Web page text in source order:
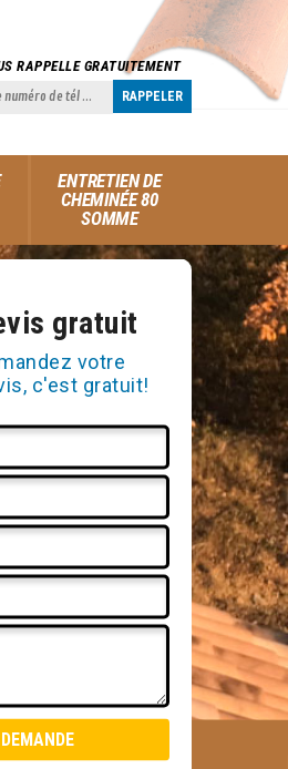
RAPPELLE GRATUITEMENT
ENTRETIEN DE
CHEMINÉE 80
SOMME
gratuit
votre
c'est gratuit!